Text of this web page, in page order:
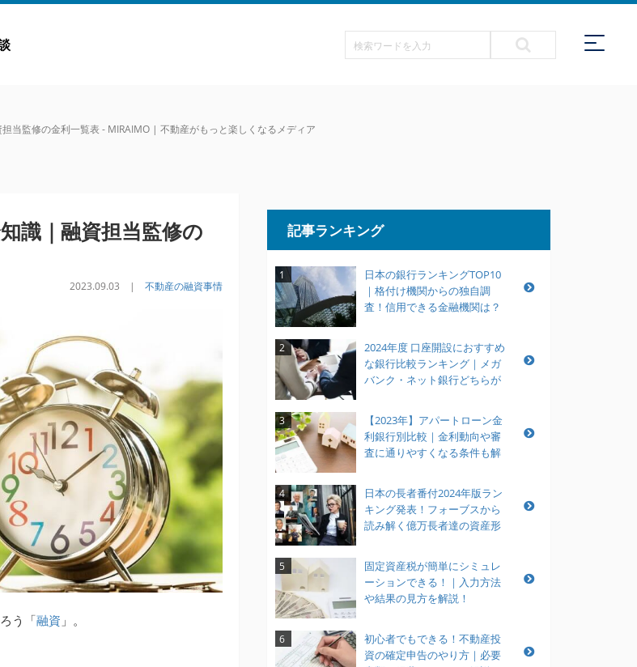
当監修の金利一覧表 - MIRAIMO | 不動産がもっと楽しくなるメディア
識｜融資担当監修の
2023.09.03 | 不動産の融資事情
う「融資 」。
記事ランキング
1
日本の銀行ランキングTOP10
｜格付け機関からの独自調
査！信用できる金融機関は？
2
2024年度 口座開設におすすめ
な銀行比較ランキング｜メガ
バンク・ネット銀行どちらが
3
【2023年】アパートローン金
利銀行別比較｜金利動向や審
査に通りやすくなる条件も解
4
日本の長者番付2024年版ラン
キング発表！フォーブスから
読み解く億万長者達の資産形
5
固定資産税が簡単にシミュレ
ーションできる！｜入力方法
や結果の見方を解説！
6
初心者でもできる！不動産投
資の確定申告のやり方｜必要